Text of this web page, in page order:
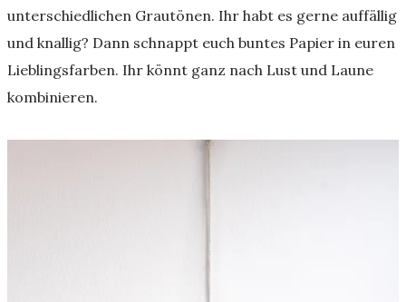
unterschiedlichen Grautönen. Ihr habt es gerne auffällig
und knallig? Dann schnappt euch buntes Papier in euren
Lieblingsfarben. Ihr könnt ganz nach Lust und Laune
kombinieren.